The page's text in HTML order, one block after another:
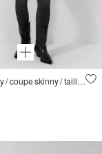
Jean skinny / coupe skinny / taille mi-haute / jambe skinny